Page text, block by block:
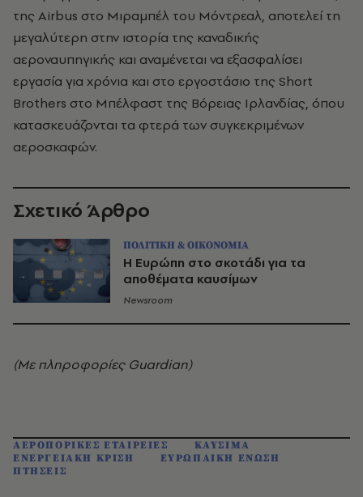
της Airbus στο Μιραμπέλ του Μόντρεαλ, αποτελεί τη
μεγαλύτερη στην ιστορία της καναδικής
αεροναυπηγικής και αναμένεται να εξασφαλίσει
εργασία για χρόνια και στο εργοστάσιο της Short
Brothers στο Μπέλφαστ της Βόρειας Ιρλανδίας, όπου
κατασκευάζονται τα φτερά των συγκεκριμένων
αεροσκαφών.
Σχετικό Άρθρο
ΠΟΛΙΤΙΚΗ & ΟΙΚΟΝΟΜΙΑ
H Ευρώπη στο σκοτάδι για τα
αποθέματα καυσίμων
Newsroom
(Με πληροφορίες Guardian)
ΑΕΡΟΠΟΡΙΚΕΣ ΕΤΑΙΡΕΙΕΣ
ΚΑΥΣΙΜΑ
ΕΝΕΡΓΕΙΑΚΗ ΚΡΙΣΗ
ΕΥΡΩΠΑΙΚΗ ΕΝΩΣΗ
ΠΤΗΣΕΙΣ